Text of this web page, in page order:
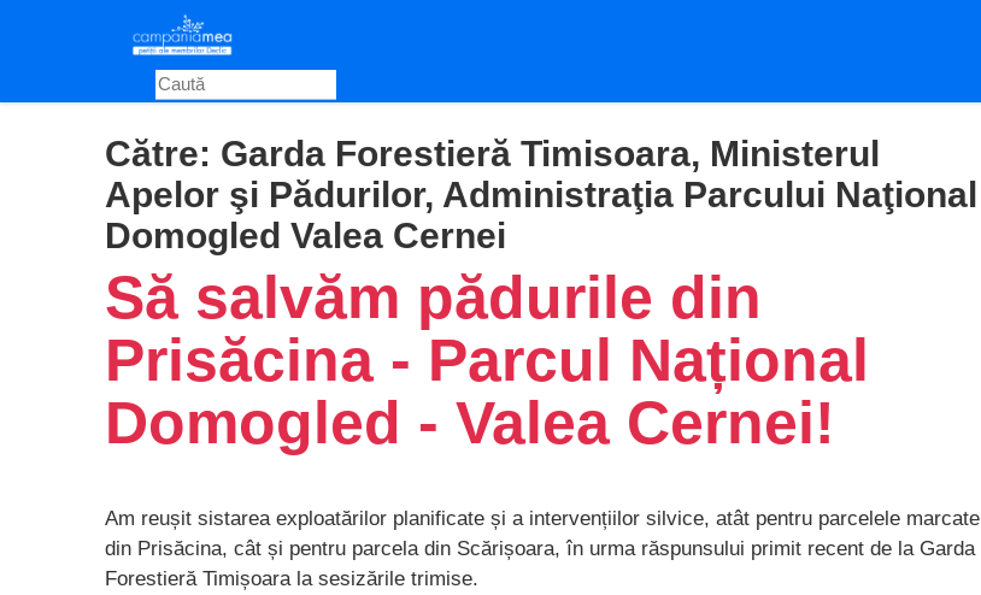
content
Către: Garda Forestieră Timisoara, Ministerul
Apelor şi Pădurilor, Administraţia Parcului Naţional
Domogled Valea Cernei
Să salvăm pădurile din
Prisăcina - Parcul Național
Domogled - Valea Cernei!
Am reușit sistarea exploatărilor planificate și a intervențiilor silvice, atât pentru parcelele marcate
din Prisăcina, cât și pentru parcela din Scărișoara, în urma răspunsului primit recent de la Garda
Forestieră Timișoara la sesizările trimise.